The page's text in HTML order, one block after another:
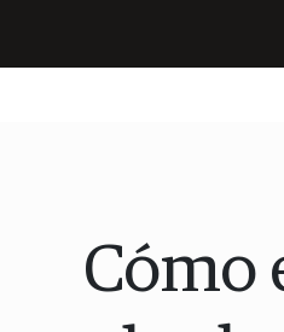
Cómo